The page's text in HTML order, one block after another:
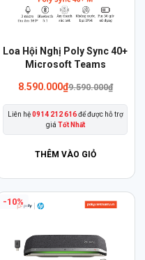
Loa Hội Nghị Poly Sync 40+
Microsoft Teams
9.590.000₫
Giá
9.590.000₫.
8.590.000₫Giá
là:
8.590.000₫.
Liên hệ0914 212 616để được hỗ trợ
giá Tốt Nhất
THÊM VÀO GIỎ
-10%